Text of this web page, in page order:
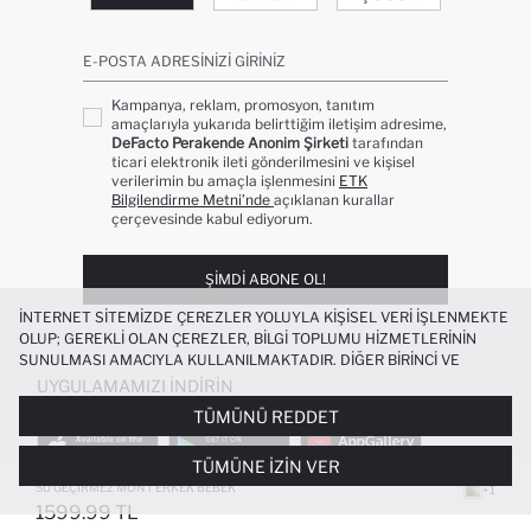
SU GEÇIRMEZ MONT ERKEK BEBEK
1599.99 TL
+1
E-POSTA ADRESINIZI GIRINIZ
Kampanya, reklam, promosyon, tanıtım
amaçlarıyla yukarıda belirttiğim iletişim adresime,
DeFacto Perakende Anonim Şirketi tarafından
ticari elektronik ileti gönderilmesini ve kişisel
verilerimin bu amaçla işlenmesini ETK
Bilgilendirme Metni’nde açıklanan kurallar
çerçevesinde kabul ediyorum.
ŞIMDI ABONE OL!
UYGULAMAMIZI İNDIRIN
POPÜLER KATEGORILER
İNTERNET SITEMIZDE ÇEREZLER YOLUYLA KIŞISEL VERI IŞLENMEKTE
OLUP; GEREKLI OLAN ÇEREZLER, BILGI TOPLUMU HIZMETLERININ
SUNULMASI AMACIYLA KULLANILMAKTADIR. DIĞER BIRINCI VE
ÜÇÜNCÜ TARAF ÇEREZLER ISE SIZE DAHA IYI BIR ALIŞVERIŞ
DENEYIMI SUNULABILMESI, SITEMIZIN DAHA IŞLEVSEL KILINMASI VE
KIŞISELLEŞTIRMESI VE AÇIK RIZA VERMENIZ HALINDE, SIZLERE
YÖNELIK PAZARLAMA FAALIYETLERININ YAPILMASI AMAÇLARIYLA
SINIRLI OLARAK KULLANILACAKTIR. ÇEREZLERE DAIR TERCIHLERINIZI
ÇEREZ TERCIHLERIPANELI ARACILIĞIYLA HER ZAMAN YÖNETEBILIR,
ÇEREZLERLE ILGILI DAHA DETAYLI BILGIYE
TÜMÜNÜ REDDET
TÜMÜNE İZIN VER